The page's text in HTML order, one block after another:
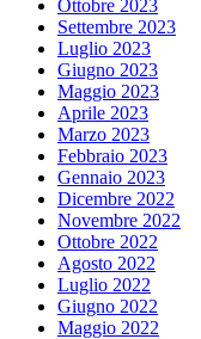
Ottobre 2023
Settembre 2023
Luglio 2023
Giugno 2023
Maggio 2023
Aprile 2023
Marzo 2023
Febbraio 2023
Gennaio 2023
Dicembre 2022
Novembre 2022
Ottobre 2022
Agosto 2022
Luglio 2022
Giugno 2022
Maggio 2022